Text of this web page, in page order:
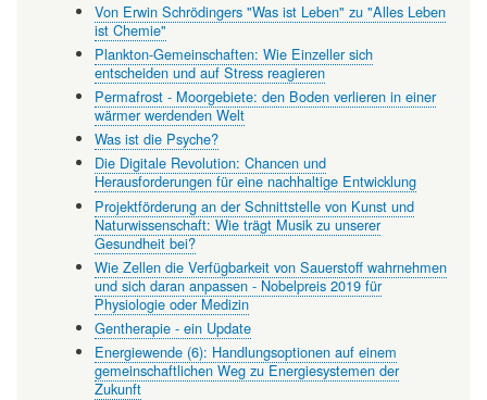
Von Erwin Schrödingers "Was ist Leben" zu "Alles Leben
ist Chemie"
Plankton-Gemeinschaften: Wie Einzeller sich
entscheiden und auf Stress reagieren
Permafrost - Moorgebiete: den Boden verlieren in einer
wärmer werdenden Welt
Was ist die Psyche?
Die Digitale Revolution: Chancen und
Herausforderungen für eine nachhaltige Entwicklung
Projektförderung an der Schnittstelle von Kunst und
Naturwissenschaft: Wie trägt Musik zu unserer
Gesundheit bei?
Wie Zellen die Verfügbarkeit von Sauerstoff wahrnehmen
und sich daran anpassen - Nobelpreis 2019 für
Physiologie oder Medizin
Gentherapie - ein Update
Energiewende (6): Handlungsoptionen auf einem
gemeinschaftlichen Weg zu Energiesystemen der
Zukunft